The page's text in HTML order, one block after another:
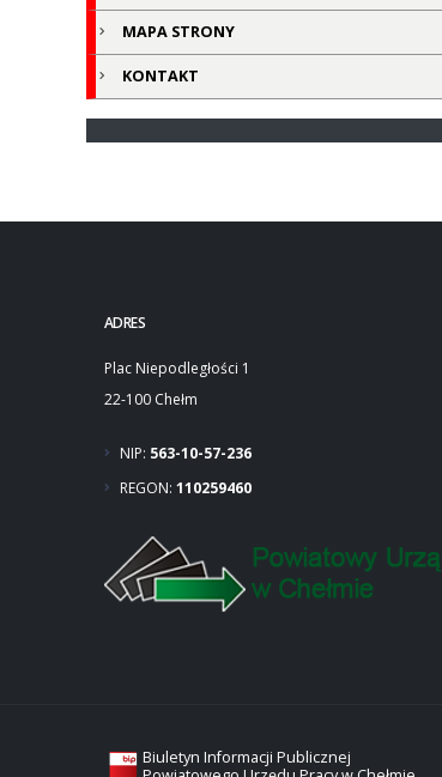
MAPA STRONY
KONTAKT
ADRES
Plac Niepodległości 1
22-100 Chełm
NIP: 563-10-57-236
REGON: 110259460
Biuletyn Informacji Publicznej